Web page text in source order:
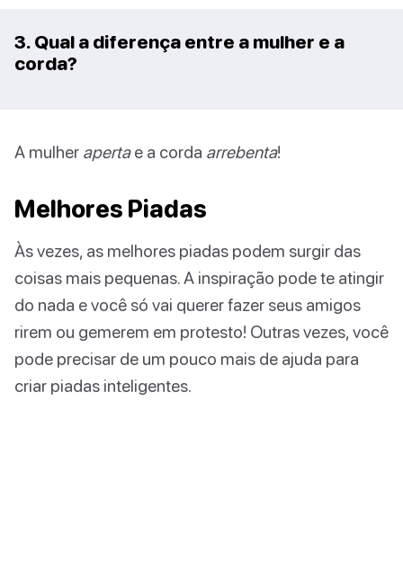
3. Qual a diferença entre a mulher e a
corda?
A mulher apertae a corda arrebenta!
Melhores Piadas
Às vezes, as melhores piadas podem surgir das
coisas mais pequenas. A inspiração pode te atingir
do nada e você só vai querer fazer seus amigos
rirem ou gemerem em protesto! Outras vezes, você
pode precisar de um pouco mais de ajuda para
criar piadas inteligentes.